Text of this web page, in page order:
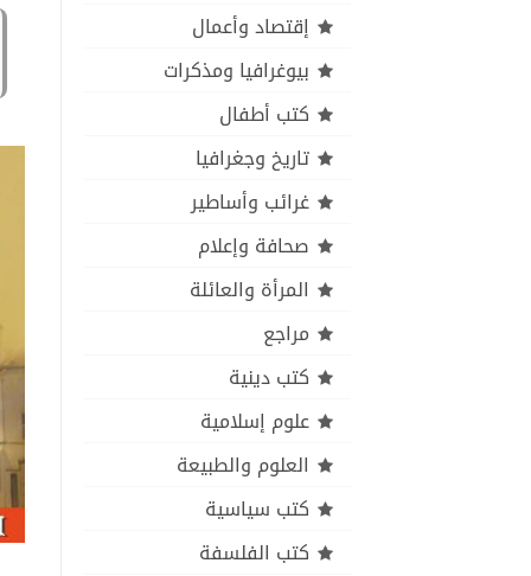
إقتصاد وأعمال
بيوغرافيا ومذكرات
كتب أطفال
تاريخ وجغرافيا
غرائب وأساطير
صحافة وإعلام
المرأة والعائلة
مراجع
كتب دينية
علوم إسلامية
العلوم والطبيعة
كتب سياسية
كتب الفلسفة